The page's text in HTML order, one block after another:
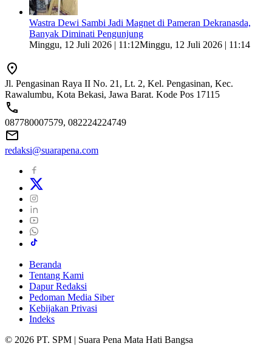
Wastra Dewi Sambi Jadi Magnet di Pameran Dekranasda,
Banyak Diminati Pengunjung
Minggu, 12 Juli 2026 | 11:12Minggu, 12 Juli 2026 | 11:14
Jl. Pengasinan Raya II No. 21, Lt. 2, Kel. Pengasinan, Kec.
Rawalumbu, Kota Bekasi, Jawa Barat. Kode Pos 17115
087780007579, 082224224749
redaksi@suarapena.com
Beranda
Tentang Kami
Dapur Redaksi
Pedoman Media Siber
Kebijakan Privasi
Indeks
© 2026 PT. SPM | Suara Pena Mata Hati Bangsa